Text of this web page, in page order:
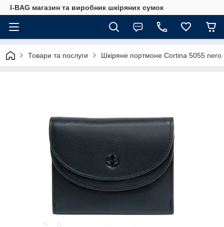
I-BAG магазин та виробник шкіряних сумок
Товари та послуги Шкіряне портмоне Cortina 5055 nero